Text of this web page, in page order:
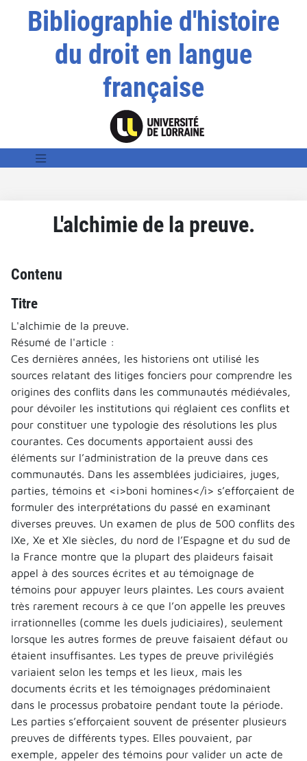
Bibliographie d'histoire
du droit en langue
française
L'alchimie de la preuve.
Contenu
Titre
L'alchimie de la preuve.
Résumé de l'article :
Ces dernières années, les historiens ont utilisé les
sources relatant des litiges fonciers pour comprendre les
origines des conflits dans les communautés médiévales,
pour dévoiler les institutions qui réglaient ces conflits et
pour constituer une typologie des résolutions les plus
courantes. Ces documents apportaient aussi des
éléments sur l’administration de la preuve dans ces
communautés. Dans les assemblées judiciaires, juges,
parties, témoins et <i>boni homines</i> s’efforçaient de
formuler des interprétations du passé en examinant
diverses preuves. Un examen de plus de 500 conflits des
IXe, Xe et XIe siècles, du nord de l’Espagne et du sud de
la France montre que la plupart des plaideurs faisait
appel à des sources écrites et au témoignage de
témoins pour appuyer leurs plaintes. Les cours avaient
très rarement recours à ce que l’on appelle les preuves
irrationnelles (comme les duels judiciaires), seulement
lorsque les autres formes de preuve faisaient défaut ou
étaient insuffisantes. Les types de preuve privilégiés
variaient selon les temps et les lieux, mais les
documents écrits et les témoignages prédominaient
dans le processus probatoire pendant toute la période.
Les parties s’efforçaient souvent de présenter plusieurs
preuves de différents types. Elles pouvaient, par
exemple, appeler des témoins pour valider un acte de